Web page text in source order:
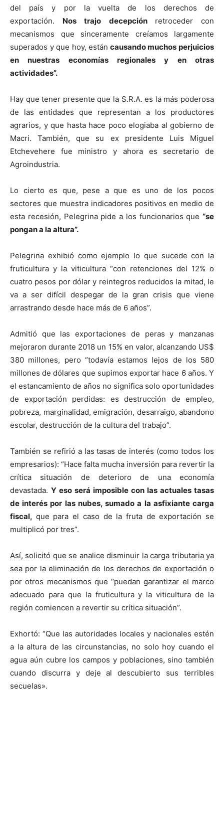
del país y por la vuelta de los derechos de
exportación. Nos trajo decepción retroceder con
mecanismos que sinceramente creíamos largamente
superados y que hoy, están causando muchos perjuicios
en nuestras economías regionales y en otras
actividades”.
Hay que tener presente que la S.R.A. es la más poderosa
de las entidades que representan a los productores
agrarios, y que hasta hace poco elogiaba al gobierno de
Macri. También, que su ex presidente Luis Miguel
Etchevehere fue ministro y ahora es secretario de
Agroindustria.
Lo cierto es que, pese a que es uno de los pocos
sectores que muestra indicadores positivos en medio de
esta recesión, Pelegrina pide a los funcionarios que “se
pongan a la altura”.
Pelegrina exhibió como ejemplo lo que sucede con la
fruticultura y la viticultura “con retenciones del 12% o
cuatro pesos por dólar y reintegros reducidos la mitad, le
va a ser difícil despegar de la gran crisis que viene
arrastrando desde hace más de 6 años”.
Admitió que las exportaciones de peras y manzanas
mejoraron durante 2018 un 15% en valor, alcanzando US$
380 millones, pero “todavía estamos lejos de los 580
millones de dólares que supimos exportar hace 6 años. Y
el estancamiento de años no significa solo oportunidades
de exportación perdidas: es destrucción de empleo,
pobreza, marginalidad, emigración, desarraigo, abandono
escolar, destrucción de la cultura del trabajo”.
También se refirió a las tasas de interés (como todos los
empresarios): “Hace falta mucha inversión para revertir la
crítica situación de deterioro de una economía
devastada. Y eso será imposible con las actuales tasas
de interés por las nubes, sumado a la asfixiante carga
fiscal, que para el caso de la fruta de exportación se
multiplicó por tres”.
Así, solicitó que se analice disminuir la carga tributaria ya
sea por la eliminación de los derechos de exportación o
por otros mecanismos que “puedan garantizar el marco
adecuado para que la fruticultura y la viticultura de la
región comiencen a revertir su crítica situación”.
Exhortó: “Que las autoridades locales y nacionales estén
a la altura de las circunstancias, no solo hoy cuando el
agua aún cubre los campos y poblaciones, sino también
cuando discurra y deje al descubierto sus terribles
secuelas».